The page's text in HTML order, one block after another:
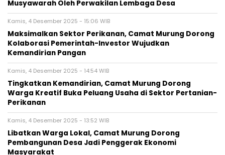
Musyawarah Oleh Perwakilan Lembaga Desa
Kamis, 4 Desember 2025 - 15:06 WIB
Maksimalkan Sektor Perikanan, Camat Murung Dorong
Kolaborasi Pemerintah-Investor Wujudkan
Kemandirian Pangan
Kamis, 4 Desember 2025 - 14:54 WIB
Tingkatkan Kemandirian, Camat Murung Dorong
Warga Kreatif Buka Peluang Usaha di Sektor Pertanian-
Perikanan
Kamis, 4 Desember 2025 - 13:52 WIB
Libatkan Warga Lokal, Camat Murung Dorong
Pembangunan Desa Jadi Penggerak Ekonomi
Masyarakat